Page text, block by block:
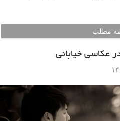
مطلب
عکاسی خیابانی